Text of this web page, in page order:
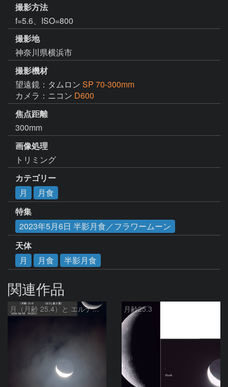
撮影方法
f=5.6、ISO=800
撮影地
神奈川県横浜市
撮影機材
望遠鏡：タムロン SP 70-300mm
カメラ：ニコン D600
焦点距離
300mm
画像処理
トリミング
カテゴリー
月
月食
特集
2023年5月6日 半影月食／フラワームーン
天体
月
月食 半影月食
関連作品
月（月齢 25.4）と エルナト（おうし座β星） 月齢25.3